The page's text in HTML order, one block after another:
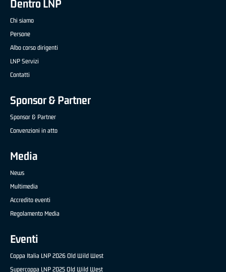
Dentro LNP
Chi siamo
Persone
Albo corso dirigenti
LNP Servizi
Contatti
Sponsor & Partner
Sponsor & Partner
Convenzioni in atto
Media
News
Multimedia
Accredito eventi
Regolamento Media
Eventi
Coppa Italia LNP 2026 Old Wild West
Supercoppa LNP 2025 Old Wild West